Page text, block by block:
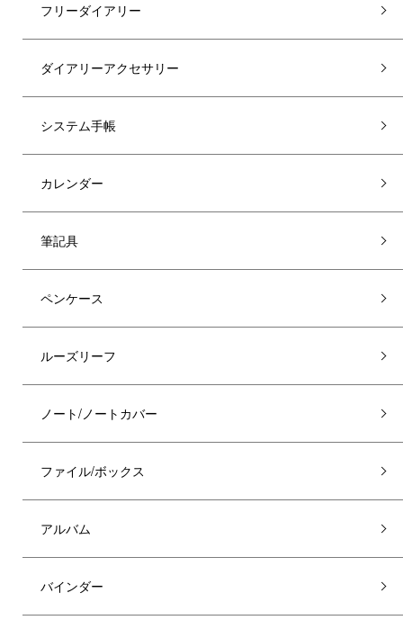
フリーダイアリー
ダイアリーアクセサリー
システム手帳
カレンダー
筆記具
ペンケース
ルーズリーフ
ノート/ノートカバー
ファイル/ボックス
アルバム
バインダー